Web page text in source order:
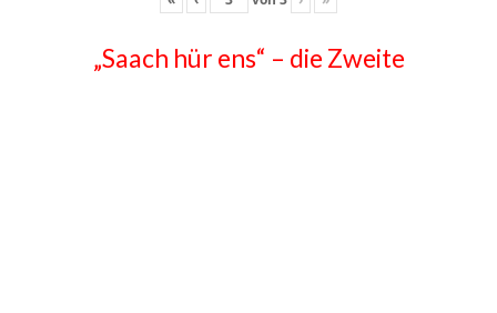
„Saach hür ens“ – die Zweite